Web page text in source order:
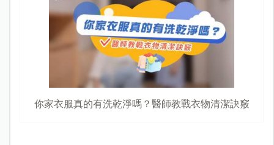
你家衣服真的有洗乾淨嗎？醫師教戰衣物清潔訣竅